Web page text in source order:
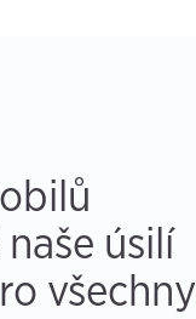
úsilí
všechny